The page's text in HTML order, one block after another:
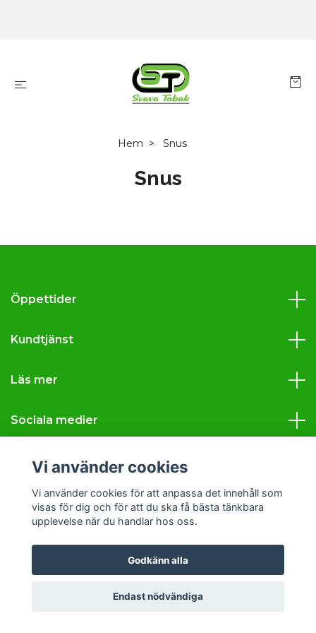
Hem Snus
Snus
Öppettider
Kundtjänst
Läs mer
Sociala medier
© 2026 Svava Tobak
Vi använder cookies
Vi använder cookies för att anpassa det innehåll som
visas för dig och för att du ska få bästa tänkbara
upplevelse när du handlar hos oss.
Godkänn alla
Endast nödvändiga